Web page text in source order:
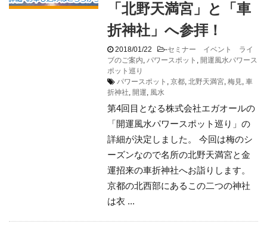
「北野天満宮」と「車
折神社」へ参拝！
2018/01/22 -セミナー イベント ライ
ブのご案内, パワースポット , 開運風水パワース
ポット巡り
パワースポット , 京都, 北野天満宮, 梅見, 車
折神社, 開運, 風水
第4回目となる株式会社エガオールの
「開運風水パワースポット巡り」の
詳細が決定しました。 今回は梅のシ
ーズンなので名所の北野天満宮と金
運招来の車折神社へお詣りします。
京都の北西部にあるこの二つの神社
は衣 ...